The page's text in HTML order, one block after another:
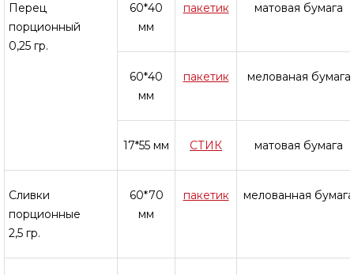
Перец
порционный
0,25 гр.
60*40
мм
пакетик матовая бумага
60*40
мм
пакетик мелованая бумага
17*55 мм СТИК матовая бумага
Сливки
порционные
2,5 гр.
60*70
мм
пакетик мелованная бумага